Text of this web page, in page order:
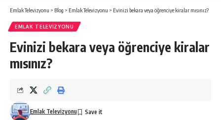
Emlak Televizyonu > Blog > Emlak Televizyonu > Evinizi bekara veya öğrenciye kiralar mısınız?
EMLAK TELEVIZYONU
Evinizi bekara veya öğrenciye kiralar
mısınız?
Emlak Televizyonu